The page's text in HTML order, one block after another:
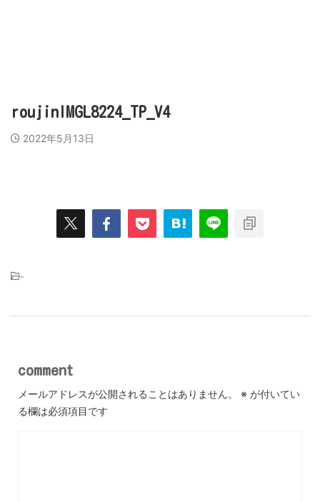
roujinIMGL8224_TP_V4
2022年5月13日
-
comment
メールアドレスが公開されることはありません。 ※ が付いてい
る欄は必須項目です